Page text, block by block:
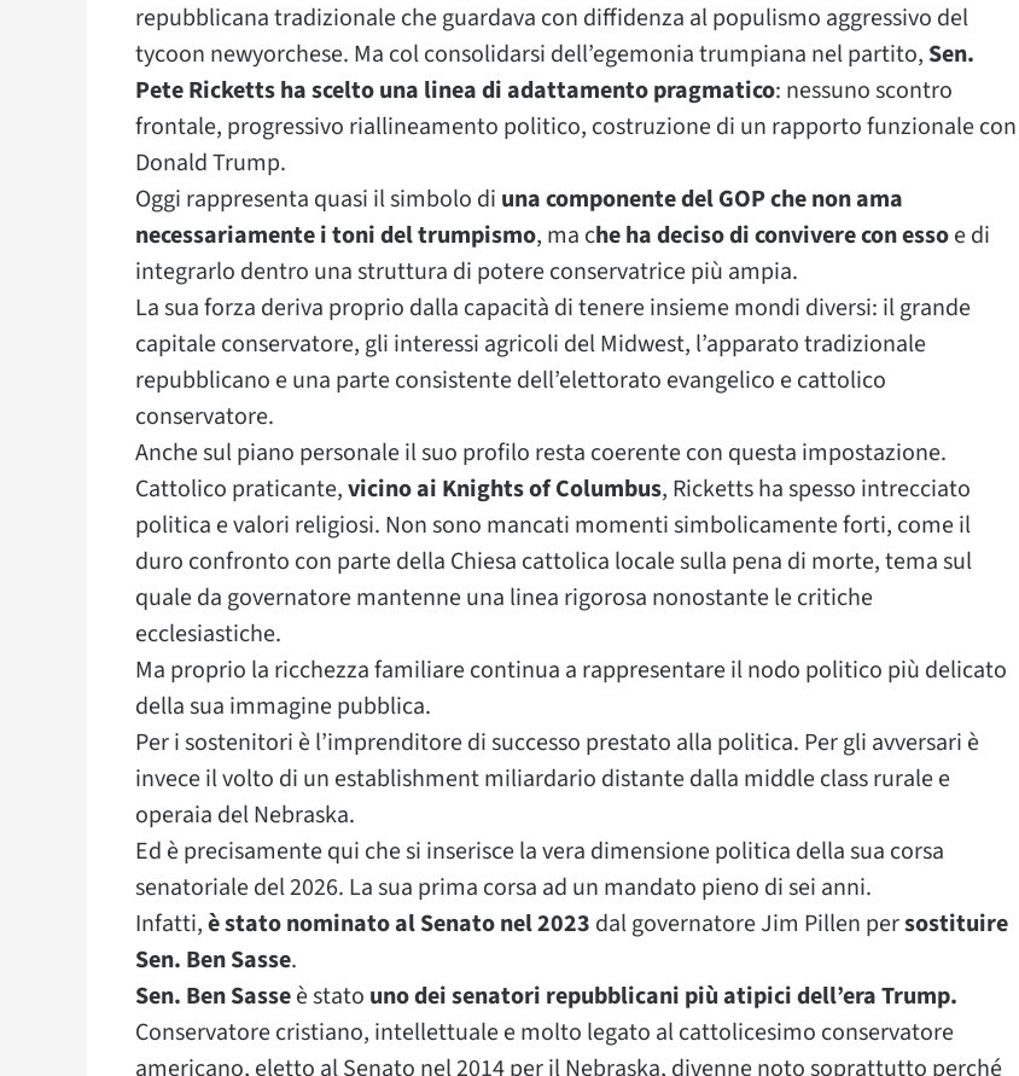
repubblicana tradizionale che guardava con diffidenza al populismo aggressivo del
tycoon newyorchese. Ma col consolidarsi dell’egemonia trumpiana nel partito, Sen.
Pete Ricketts ha scelto una linea di adattamento pragmatico: nessuno scontro
frontale, progressivo riallineamento politico, costruzione di un rapporto funzionale con
Donald Trump.
Oggi rappresenta quasi il simbolo di una componente del GOP che non ama
necessariamente i toni del trumpismo, ma che ha deciso di convivere con essoe di
integrarlo dentro una struttura di potere conservatrice più ampia.
La sua forza deriva proprio dalla capacità di tenere insieme mondi diversi: il grande
capitale conservatore, gli interessi agricoli del Midwest, l’apparato tradizionale
repubblicano e una parte consistente dell’elettorato evangelico e cattolico
conservatore.
Anche sul piano personale il suo profilo resta coerente con questa impostazione.
Cattolico praticante,vicino ai Knights of Columbus, Ricketts ha spesso intrecciato
politica e valori religiosi. Non sono mancati momenti simbolicamente forti, come il
duro confronto con parte della Chiesa cattolica locale sulla pena di morte, tema sul
quale da governatore mantenne una linea rigorosa nonostante le critiche
ecclesiastiche.
Ma proprio la ricchezza familiare continua a rappresentare il nodo politico più delicato
della sua immagine pubblica.
Per i sostenitori è l’imprenditore di successo prestato alla politica. Per gli avversari è
invece il volto di un establishment miliardario distante dalla middle class rurale e
operaia del Nebraska.
Ed è precisamente qui che si inserisce la vera dimensione politica della sua corsa
senatoriale del 2026. La sua prima corsa ad un mandato pieno di sei anni.
Infatti,è stato nominato al Senato nel 2023 dal governatore Jim Pillen persostituire
Sen. Ben Sasse.
Sen. Ben Sasseè stato uno dei senatori repubblicani più atipici dell’era Trump.
Conservatore cristiano, intellettuale e molto legato al cattolicesimo conservatore
americano, eletto al Senato nel 2014 per il Nebraska, divenne noto soprattutto perché